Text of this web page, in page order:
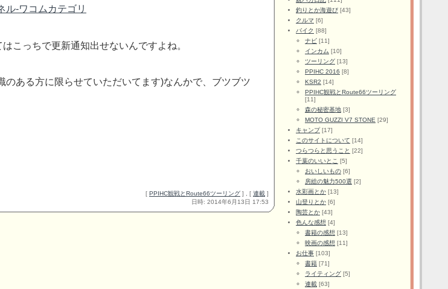
ル-ワコムカテゴリ
こっちで更新通知出せないんですよね。
のある方に限らせていただいてます)なんかで、ブツブツ
[ PPIHC観戦とRoute66ツーリング ] , [ 連載 ]
日時: 2014年6月13日 17:53
釣りとか海遊び [43]
クルマ [6]
バイク [88]
ナビ [11]
インカム [10]
ツーリング [13]
PPIHC 2016 [8]
KSR2 [14]
PPIHC観戦とRoute66ツーリング
[11]
森の秘密基地 [3]
MOTO GUZZI V7 STONE [29]
キャンプ[17]
このサイトについて [14]
つらつらと思うこと [22]
千葉のいいとこ [5]
おいしいもの [6]
房総の魅力500選 [2]
水彩画とか [13]
山登りとか [6]
陶芸とか [43]
色んな感想 [4]
書籍の感想 [13]
映画の感想 [11]
お仕事 [103]
書籍 [71]
ライティング [5]
連載 [63]